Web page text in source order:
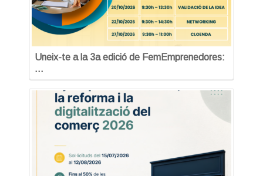
Uneix-te a la 3a edició de FemEmprenedores:
…